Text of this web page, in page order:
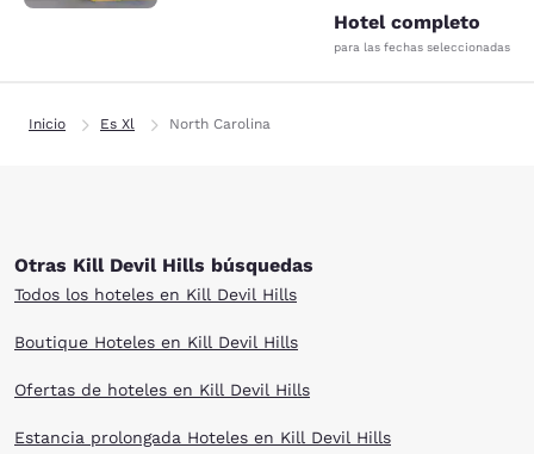
Hotel completo
para las fechas seleccionadas
Inicio Es Xl North Carolina
Otras Kill Devil Hills búsquedas
Todos los hoteles en Kill Devil Hills
Boutique Hoteles en Kill Devil Hills
Ofertas de hoteles en Kill Devil Hills
Estancia prolongada Hoteles en Kill Devil Hills